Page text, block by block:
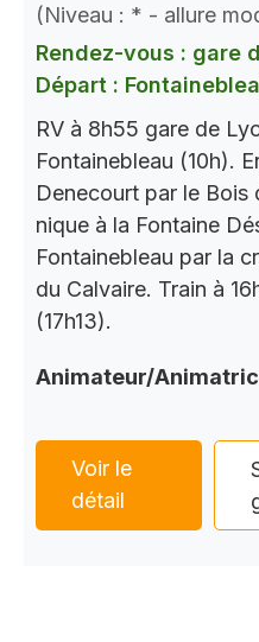
(Niveau : * - allure
Rendez-vous : gare
Départ :
RV à 8h55 gare de
Fontainebleau (10h).
Denecourt par le Bois
nique à la Fontaine
Fontainebleau par la
du Calvaire. Train à
(17h13).
Animateur/
Voir le
détail